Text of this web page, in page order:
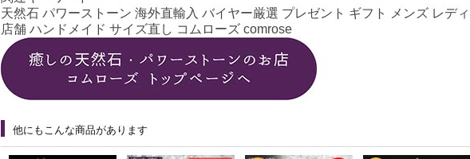
天然石 パワーストーン 海外直輸入 バイヤー厳選 プレゼント ギフト メンズ レデ
店舗 ハンドメイド サイズ直し コムローズ comrose
他にもこんな商品があります